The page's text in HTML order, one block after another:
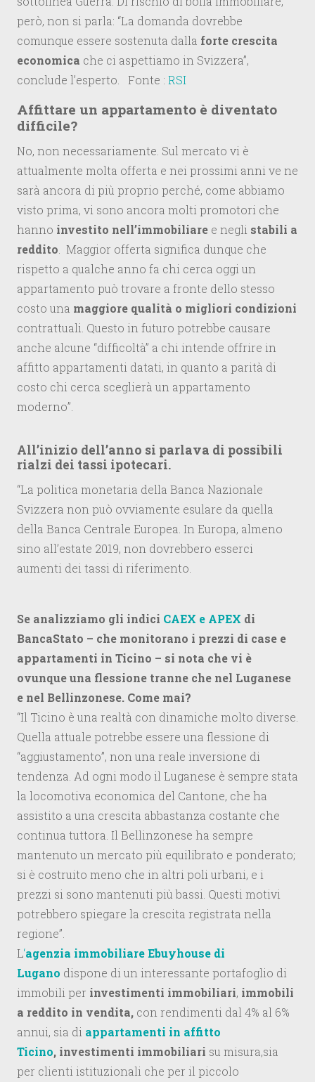
però, non si parla: “La domanda dovrebbe
comunque essere sostenuta dalla forte crescita
economica che ci aspettiamo in Svizzera”,
conclude l’esperto. Fonte : RSI
Affittare un appartamento è diventato
difficile?
No, non necessariamente. Sul mercato vi è
attualmente molta offerta e nei prossimi anni ve ne
sarà ancora di più proprio perché, come abbiamo
visto prima, vi sono ancora molti promotori che
hanno investito nell’immobiliare e negli stabili a
reddito. Maggior offerta significa dunque che
rispetto a qualche anno fa chi cerca oggi un
appartamento può trovare a fronte dello stesso
costo una maggiore qualità o migliori condizioni
contrattuali. Questo in futuro potrebbe causare
anche alcune “difficoltà” a chi intende offrire in
affitto appartamenti datati, in quanto a parità di
costo chi cerca sceglierà un appartamento
moderno”.
All’inizio dell’anno si parlava di possibili
rialzi dei tassi ipotecari.
“La politica monetaria della Banca Nazionale
Svizzera non può ovviamente esulare da quella
della Banca Centrale Europea. In Europa, almeno
sino all’estate 2019, non dovrebbero esserci
aumenti dei tassi di riferimento.
Se analizziamo gli indici CAEX e APEX di
BancaStato – che monitorano i prezzi di case e
appartamenti in Ticino – si nota che vi è
ovunque una flessione tranne che nel Luganese
e nel Bellinzonese. Come mai?
“Il Ticino è una realtà con dinamiche molto diverse.
Quella attuale potrebbe essere una flessione di
“aggiustamento”, non una reale inversione di
tendenza. Ad ogni modo il Luganese è sempre stata
la locomotiva economica del Cantone, che ha
assistito a una crescita abbastanza costante che
continua tuttora. Il Bellinzonese ha sempre
mantenuto un mercato più equilibrato e ponderato;
si è costruito meno che in altri poli urbani, e i
prezzi si sono mantenuti più bassi. Questi motivi
potrebbero spiegare la crescita registrata nella
regione”.
L‘agenzia immobiliare Ebuyhouse di
Lugano dispone di un interessante portafoglio di
immobili per investimenti immobiliari, immobili
a reddito in vendita, con rendimenti dal 4% al 6%
annui, sia di appartamenti in affitto
Ticino, investimenti immobiliari su misura,sia
per clienti istituzionali che per il piccolo